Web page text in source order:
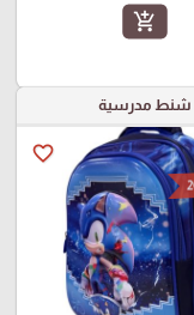
add_shopping_cart
شنط مدرسية
favorite_border